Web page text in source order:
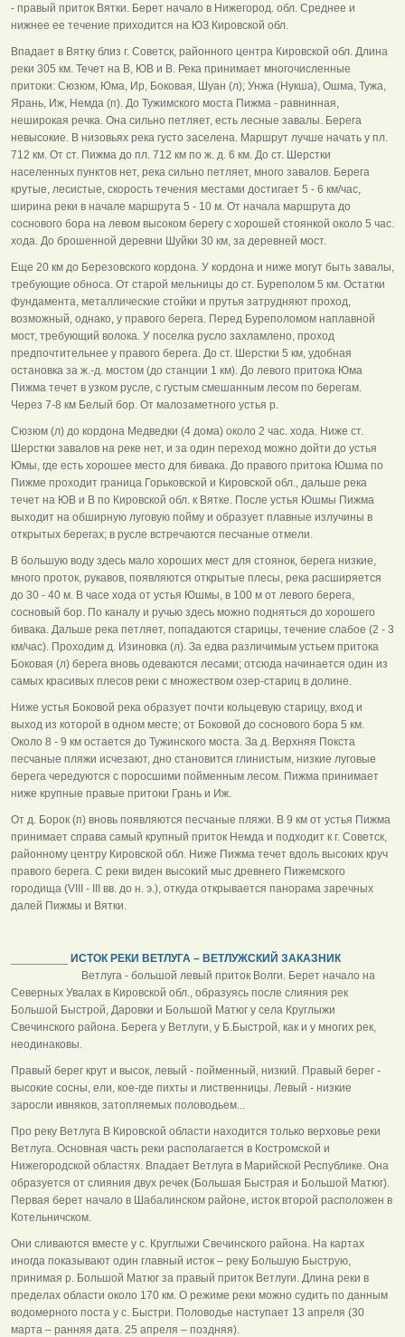
- правый приток Вятки. Берет начало в Нижегород. обл. Среднее и
нижнее ее течение приходится на ЮЗ Кировской обл.
Впадает в Вятку близ г. Советск, районного центра Кировской обл. Длина
реки 305 км. Течет на В, ЮВ и В. Река принимает многочисленные
притоки: Сюзюм, Юма, Ир, Боковая, Шуан (л); Унжа (Нукша), Ошма, Тужа,
Ярань, Иж, Немда (п). До Тужимского моста Пижма - равнинная,
неширокая речка. Она сильно петляет, есть лесные завалы. Берега
невысокие. В низовьях река густо заселена. Маршрут лучше начать у пл.
712 км. От ст. Пижма до пл. 712 км по ж. д. 6 км. До ст. Шерстки
населенных пунктов нет, река сильно петляет, много завалов. Берега
крутые, лесистые, скорость течения местами достигает 5 - 6 км/час,
ширина реки в начале маршрута 5 - 10 м. От начала маршрута до
соснового бора на левом высоком берегу с хорошей стоянкой около 5 час.
хода. До брошенной деревни Шуйки 30 км, за деревней мост.
Еще 20 км до Березовского кордона. У кордона и ниже могут быть завалы,
требующие обноса. От старой мельницы до ст. Буреполом 5 км. Остатки
фундамента, металлические стойки и прутья затрудняют проход,
возможный, однако, у правого берега. Перед Буреполомом наплавной
мост, требующий волока. У поселка русло захламлено, проход
предпочтительнее у правого берега. До ст. Шерстки 5 км, удобная
остановка за ж.-д. мостом (до станции 1 км). До левого притока Юма
Пижма течет в узком русле, с густым смешанным лесом по берегам.
Через 7-8 км Белый бор. От малозаметного устья р.
Сюзюм (л) до кордона Медведки (4 дома) около 2 час. хода. Ниже ст.
Шерстки завалов на реке нет, и за один переход можно дойти до устья
Юмы, где есть хорошее место для бивака. До правого притока Юшма по
Пижме проходит граница Горьковской и Кировской обл., дальше река
течет на ЮВ и В по Кировской обл. к Вятке. После устья Юшмы Пижма
выходит на обширную луговую пойму и образует плавные излучины в
открытых берегах; в русле встречаются песчаные отмели.
В большую воду здесь мало хороших мест для стоянок, берега низкие,
много проток, рукавов, появляются открытые плесы, река расширяется
до 30 - 40 м. В часе хода от устья Юшмы, в 100 м от левого берега,
сосновый бор. По каналу и ручью здесь можно подняться до хорошего
бивака. Дальше река петляет, попадаются старицы, течение слабое (2 - 3
км/час). Проходим д. Изиновка (л). За едва различимым устьем притока
Боковая (л) берега вновь одеваются лесами; отсюда начинается один из
самых красивых плесов реки с множеством озер-стариц в долине.
Ниже устья Боковой река образует почти кольцевую старицу, вход и
выход из которой в одном месте; от Боковой до соснового бора 5 км.
Около 8 - 9 км остается до Тужинского моста. За д. Верхняя Покста
песчаные пляжи исчезают, дно становится глинистым, низкие луговые
берега чередуются с поросшими пойменным лесом. Пижма принимает
ниже крупные правые притоки Грань и Иж.
От д. Борок (п) вновь появляются песчаные пляжи. В 9 км от устья Пижма
принимает справа самый крупный приток Немда и подходит к г. Советск,
районному центру Кировской обл. Ниже Пижма течет вдоль высоких круч
правого берега. С реки виден высокий мыс древнего Пижемского
городища (VIII - III вв. до н. э.), откуда открывается панорама заречных
далей Пижмы и Вятки.
ИСТОК РЕКИ ВЕТЛУГА – ВЕТЛУЖСКИЙ ЗАКАЗНИК
Ветлуга - большой левый приток Волги. Берет начало на
Северных Увалах в Кировской обл., образуясь после слияния рек
Большой Быстрой, Даровки и Большой Матюг у села Круглыжи
Свечинского района. Берега у Ветлуги, у Б.Быстрой, как и у многих рек,
неодинаковы.
Правый берег крут и высок, левый - пойменный, низкий. Правый берег -
высокие сосны, ели, кое-где пихты и лиственницы. Левый - низкие
заросли ивняков, затопляемых половодьем...
Про реку Ветлуга В Кировской области находится только верховье реки
Ветлуга. Основная часть реки располагается в Костромской и
Нижегородской областях. Впадает Ветлуга в Марийской Республике. Она
образуется от слияния двух речек (Большая Быстрая и Большой Матюг).
Первая берет начало в Шабалинском районе, исток второй расположен в
Котельничском.
Они сливаются вместе у с. Круглыжи Свечинского района. На картах
иногда показывают один главный исток – реку Большую Быструю,
принимая р. Большой Матюг за правый приток Ветлуги. Длина реки в
пределах области около 170 км. О режиме реки можно судить по данным
водомерного поста у с. Быстри. Половодье наступает 13 апреля (30
марта – ранняя дата. 25 апреля – поздняя).